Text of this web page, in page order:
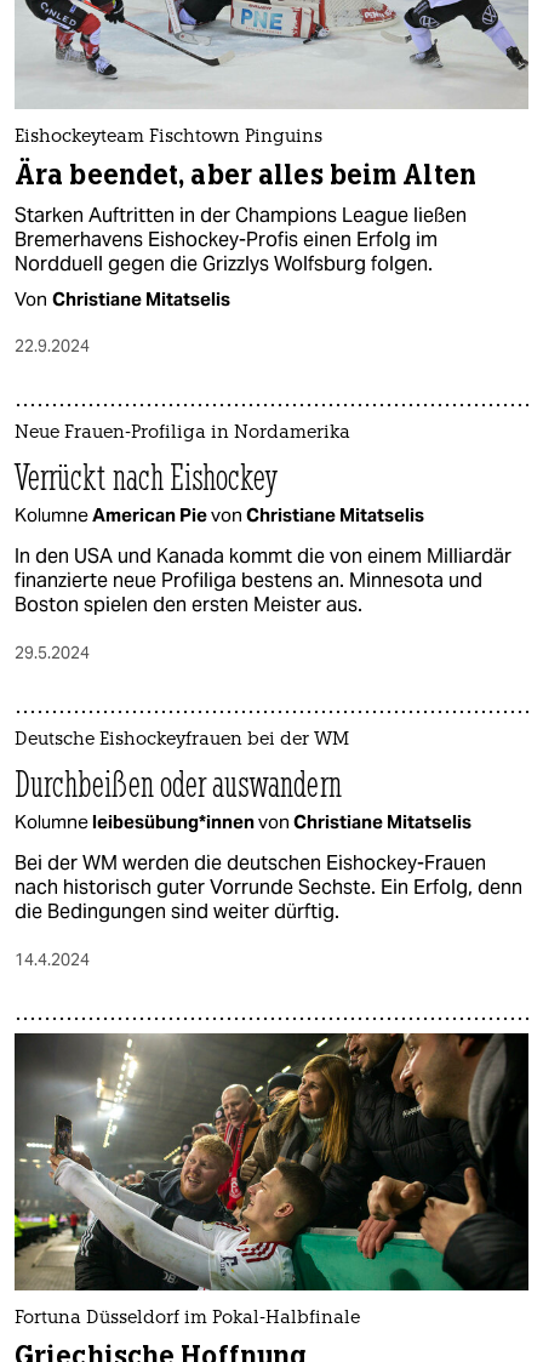
Eishockeyteam Fischtown Pinguins
Ära beendet, aber alles beim Alten
Starken Auftritten in der Champions League ließen
Bremerhavens Eishockey-Profis einen Erfolg im
Nordduell gegen die Grizzlys Wolfsburg folgen.
Von Christiane Mitatselis
22.9.2024
Neue Frauen-Profiliga in Nordamerika
Verrückt nach Eishockey
KolumneAmerican Pievon Christiane Mitatselis
In den USA und Kanada kommt die von einem Milliardär
finanzierte neue Profiliga bestens an. Minnesota und
Boston spielen den ersten Meister aus.
29.5.2024
Deutsche Eishockeyfrauen bei der WM
Durchbeißen oder auswandern
Kolumnelei­bes­übun­g*in­nenvon Christiane Mitatselis
Bei der WM werden die deutschen Eishockey-Frauen
nach historisch guter Vorrunde Sechste. Ein Erfolg, denn
die Bedingungen sind weiter dürftig.
14.4.2024
Fortuna Düsseldorf im Pokal-Halbfinale